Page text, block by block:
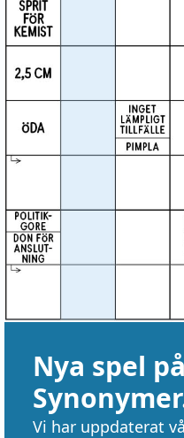
Nya spel på
Vi har uppdaterat